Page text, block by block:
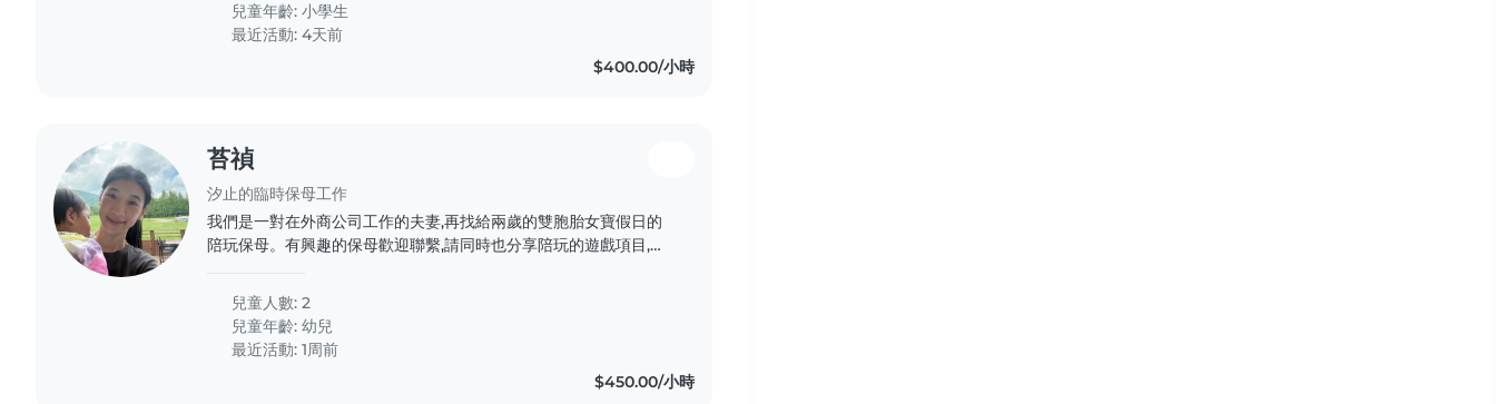
兒童年齡:小學生
最近活動: 4天前
$400.00/小時
苔禎
汐止的臨時保母工作
我們是一對在外商公司工作的夫妻,再找給兩歲的雙胞胎女寶假日的
陪玩保母。有興趣的保母歡迎聯繫,請同時也分享陪玩的遊戲項目,謝
currently looking for an energetic and responsible
Weekend Playmate..
兒童人數: 2
兒童年齡:幼兒
最近活動: 1周前
$450.00/小時